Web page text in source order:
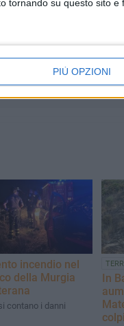
tornando su questo sito e
PIÙ OPZIONI
incendio nel
della Murgia
contano i danni
In